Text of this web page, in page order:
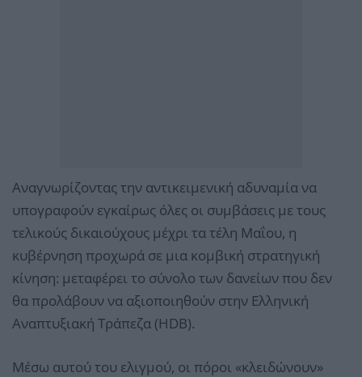
Αναγνωρίζοντας την αντικειμενική αδυναμία να
υπογραφούν εγκαίρως όλες οι συμβάσεις με τους
τελικούς δικαιούχους μέχρι τα τέλη Μαΐου, η
κυβέρνηση προχωρά σε μια κομβική στρατηγική
κίνηση: μεταφέρει το σύνολο των δανείων που δεν
θα προλάβουν να αξιοποιηθούν στην Ελληνική
Αναπτυξιακή Τράπεζα (HDB).
Μέσω αυτού του ελιγμού, οι πόροι «κλειδώνουν»